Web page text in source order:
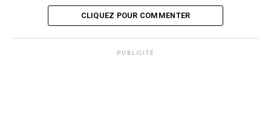
CLIQUEZ POUR COMMENTER
PUBLICITÉ